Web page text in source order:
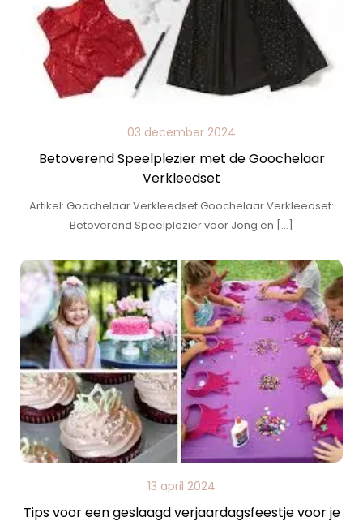
03 december 2024
Betoverend Speelplezier met de Goochelaar
Verkleedset
Artikel: Goochelaar Verkleedset Goochelaar Verkleedset:
Betoverend Speelplezier voor Jong en […]
13 april 2024
Tips voor een geslaagd verjaardagsfeestje voor je